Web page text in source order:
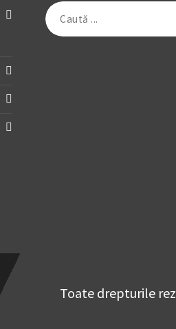
Caută
după:
Toate drepturile